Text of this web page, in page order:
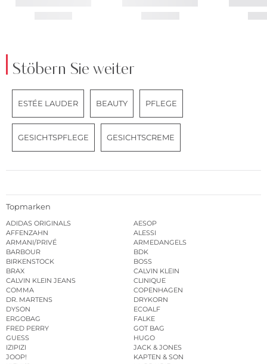
Stöbern Sie weiter
ESTÉE LAUDER BEAUTY PFLEGE
GESICHTSPFLEGE GESICHTSCREME
Topmarken
ADIDAS ORIGINALS
AESOP
AFFENZAHN
ALESSI
ARMANI/PRIVÉ
ARMEDANGELS
BARBOUR
BDK
BIRKENSTOCK
BOSS
BRAX
CALVIN KLEIN
CALVIN KLEIN JEANS
CLINIQUE
COMMA
COPENHAGEN
DR. MARTENS
DRYKORN
DYSON
ECOALF
ERGOBAG
FALKE
FRED PERRY
GOT BAG
GUESS
HUGO
IZIPIZI
JACK & JONES
JOOP!
KAPTEN & SON